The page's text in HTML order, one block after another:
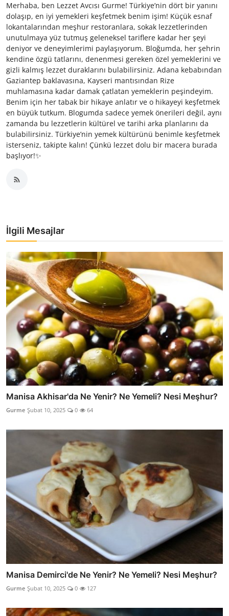
Merhaba, ben Lezzet Avcısı Gurme! Türkiye’nin dört bir yanını
dolaşıp, en iyi yemekleri keşfetmek benim işim! Küçük esnaf
lokantalarından meşhur restoranlara, sokak lezzetlerinden
unutulmaya yüz tutmuş geleneksel tariflere kadar her şeyi
deniyor ve deneyimlerimi paylaşıyorum. Bloğumda, her şehrin
kendine özgü tatlarını, denenmesi gereken özel yemeklerini ve
gizli kalmış lezzet duraklarını bulabilirsiniz. Adana kebabından
Gaziantep baklavasına, Kayseri mantısından Rize
muhlamasına kadar damak çatlatan yemeklerin peşindeyim.
Benim için her tabak bir hikaye anlatır ve o hikayeyi keşfetmek
en büyük tutkum. Blogumda sadece yemek önerileri değil, aynı
zamanda bu lezzetlerin kültürel ve tarihi arka planlarını da
bulabilirsiniz. Türkiye’nin yemek kültürünü benimle keşfetmek
isterseniz, takipte kalın! Çünkü lezzet dolu bir macera burada
başlıyor!✨
İlgili Mesajlar
Manisa Akhisar'da Ne Yenir? Ne Yemeli? Nesi Meşhur?
Gurme Şubat 10, 2025 0 64
Manisa Demirci'de Ne Yenir? Ne Yemeli? Nesi Meşhur?
Gurme Şubat 10, 2025 0 127